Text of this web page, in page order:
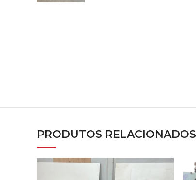
PRODUTOS RELACIONADOS